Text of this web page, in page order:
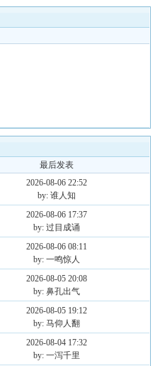
最后发表
2026-08-06 22:52
by: 谁人知
2026-08-06 17:37
by: 过目成诵
2026-08-06 08:11
by: 一鸣惊人
2026-08-05 20:08
by: 鼻孔出气
2026-08-05 19:12
by: 马仰人翻
2026-08-04 17:32
by: 一泻千里